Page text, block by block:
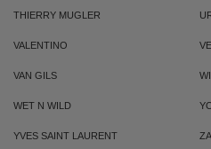
THIERRY MUGLER
VALENTINO
VAN GILS
WET N WILD
YVES SAINT LAURENT